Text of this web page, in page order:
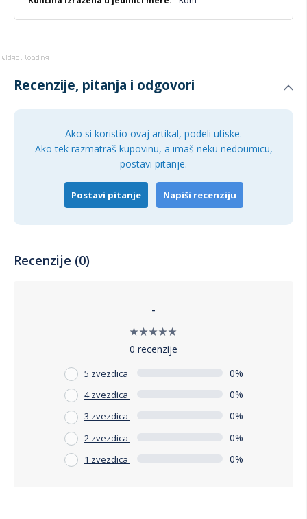
Recenzije, pitanja i odgovori
Ako si koristio ovaj artikal, podeli utiske.
Ako tek razmatraš kupovinu, a imaš neku nedoumicu,
postavi pitanje.
Postavi pitanje Napiši recenziju
Recenzije (0)
-
0 recenzije
5 zvezdica 0%
4 zvezdica 0%
3 zvezdica 0%
2 zvezdica 0%
1 zvezdica 0%